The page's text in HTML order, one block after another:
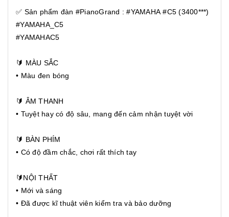
✅ Sản phẩm đàn #PianoGrand : #YAMAHA #C5 (3400***)
#YAMAHA_C5
#YAMAHAC5
🔰 MÀU SẮC
• Màu đen bóng
🔰 ÂM THANH
• Tuyệt hay có độ sâu, mang đến cảm nhận tuyệt vời
🔰 BÀN PHÍM
• Có độ đầm chắc, chơi rất thích tay
🔰NỘI THẤT
• Mới và sáng
• Đã được kĩ thuật viên kiểm tra và bảo dưỡng